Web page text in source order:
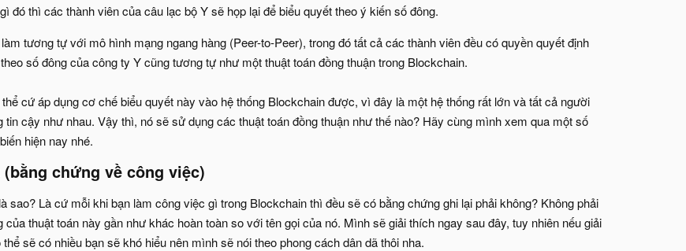
đó thì các thành viên của câu lạc bộ Y sẽ họp lại để biểu quyết theo ý kiến số đông.
tương tự với mô hình mạng ngang hàng (Peer-to-Peer), trong đó tất cả các thành viên đều có quyền quyết định
số đông của công ty Y cũng tương tự như một thuật toán đồng thuận trong Blockchain.
cứ áp dụng cơ chế biểu quyết này vào hệ thống Blockchain được, vì đây là một hệ thống rất lớn và tất cả người
tin cậy như nhau. Vậy thì, nó sẽ sử dụng các thuật toán đồng thuận như thế nào? Hãy cùng mình xem qua một số
hiện nay nhé.
chứng về công việc)​
sao? Là cứ mỗi khi bạn làm công việc gì trong Blockchain thì đều sẽ có bằng chứng ghi lại phải không? Không phải
của thuật toán này gần như khác hoàn toàn so với tên gọi của nó. Mình sẽ giải thích ngay sau đây, tuy nhiên nếu giải
sẽ có nhiều bạn sẽ khó hiểu nên mình sẽ nói theo phong cách dân dã thôi nha.